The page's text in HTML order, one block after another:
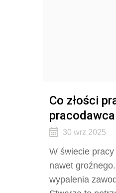
Co złości
pracodawca
30 wrz 2025
W świecie
nawet
wypalenia